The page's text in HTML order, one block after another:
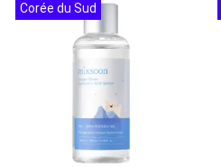
Corée du Sud